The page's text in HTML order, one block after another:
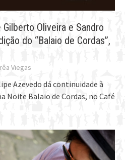
Oliveira e Sandro
do “Balaio de Cordas”,
Viegas
Azevedo dá continuidade à
Noite Balaio de Cordas, no Café